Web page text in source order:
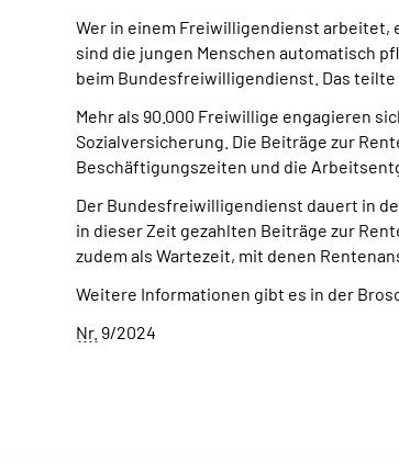
Wer in einem Freiwilligendienst arbeitet,
sind die jungen Menschen automatisch
beim Bundesfreiwilligendienst. Das
Mehr als 90.000 Freiwillige engagieren
Sozialversicherung. Die Beiträge zur
Beschäftigungszeiten und die
Der Bundesfreiwilligendienst dauert in
in dieser Zeit gezahlten Beiträge zur
zudem als Wartezeit, mit denen
Weitere Informationen gibt es in der
Nr. 9/2024